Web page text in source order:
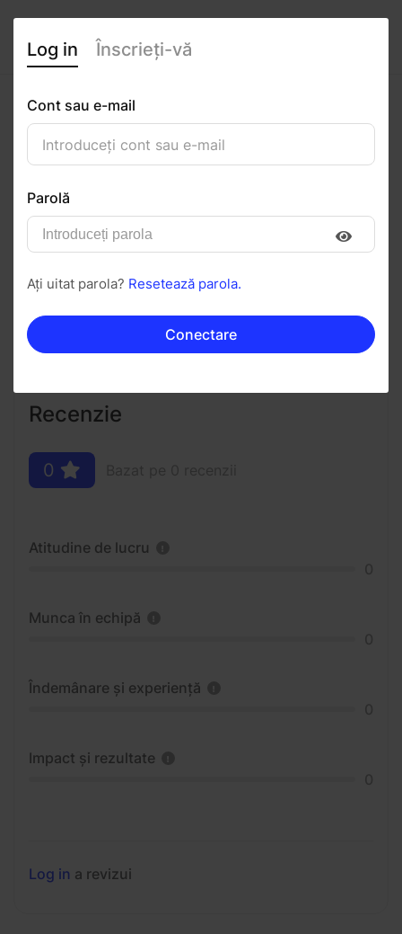
Timeea Sîncrăian
Urmăriți Salvați în PDF
Invitați Mesaj
Recenzie
0
Atitudine de lucru
Munca în echipă
Îndemânare și experiență
Impact și rezultate
Log in a revizui
Log in Înscrieți-vă
Cont sau e-mail
Parolă
Ați uitat parola? Resetează parola.
Conectare